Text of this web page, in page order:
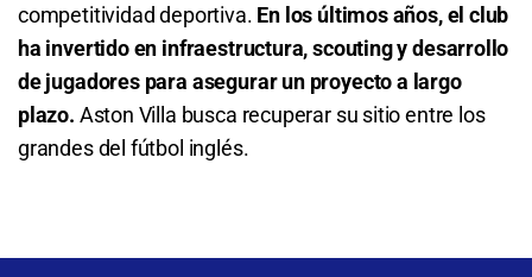
1.03 S/ 0,30
Total de Tarjetas - Menos de 0.5
11.25 S/ 112,50
competitividad deportiva. En los últimos años, el club
ha invertido en infraestructura, scouting y desarrollo
de jugadores para asegurar un proyecto a largo
plazo. Aston Villa busca recuperar su sitio entre los
grandes del fútbol inglés.